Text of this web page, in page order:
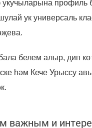
профиль
ук универсаль
белем алыр, дип
һәм Кече Урыссу
важным и